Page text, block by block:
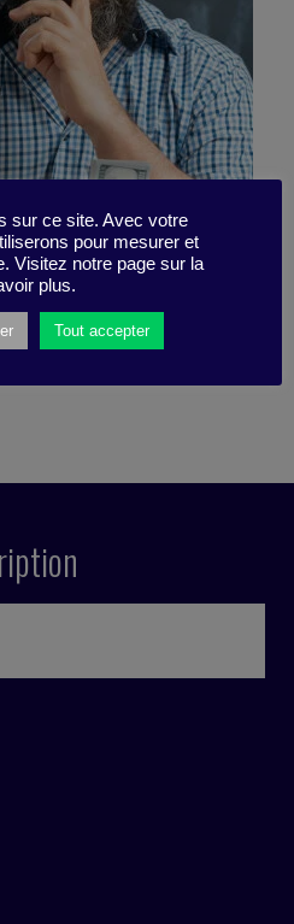
people!
sur ce site. Avec votre
pour mesurer et
Visitez notre page sur la
plus.
Tout accepter